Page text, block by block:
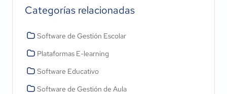
Categorías relacionadas
Software de Gestión Escolar
Plataformas E-learning
Software Educativo
Software de Gestión de Aula